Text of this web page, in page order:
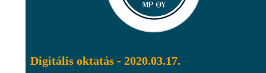
Digitális oktatás - 2020.03.17.